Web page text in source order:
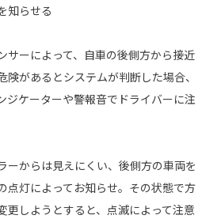
知らせる
サーによって、自車の後側方から接近
があるとシステムが判断した場合、
ジケーターや警報音でドライバーに注
ーからは見えにくい、後側方の車両を
点灯によってお知らせ。その状態で方
更しようとすると、点滅によって注意